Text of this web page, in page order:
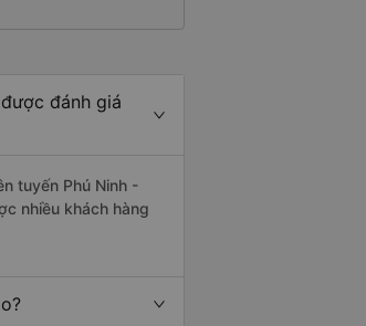
đánh giá
tuyến Phú Ninh -
nhiều khách hàng